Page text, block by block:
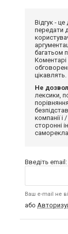
Відгук -
передати
багатьом
Коментарі
цікавлять.
Не
лексики,
компанії і
сторонні
Введіть email:
Ваш e-mail не
або